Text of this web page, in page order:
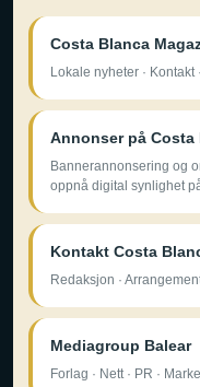
Costa Blanca
Lokale nyheter · Kontakt
Annonser på Costa
Bannerannonsering og
oppnå digital synlighet
Kontakt Costa
Redaksjon ·
Mediagroup Balear
Forlag · Nett · PR ·